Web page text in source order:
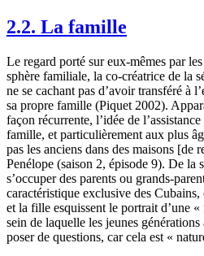
2.2. La famille
Le regard porté sur eux-mêmes par
sphère familiale, la co-créatrice de la
ne se cachant pas d’avoir transféré à
sa propre famille (Piquet 2002).
façon récurrente, l’idée de
famille, et particulièrement aux plus
pas les anciens dans des maisons [de
Penélope (saison 2, épisode 9). De la
s’occuper des parents ou grands-
caractéristique exclusive des
et la fille esquissent le portrait d’une
sein de laquelle les jeunes générations
poser de questions, car cela est «